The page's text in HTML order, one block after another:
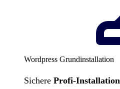
Wordpress Grundinstallation
Sichere Profi-Installation